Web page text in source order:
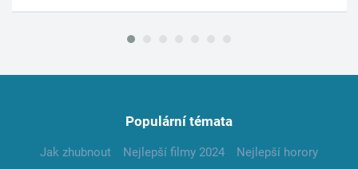
Populární témata
Jak zhubnout Nejlepší filmy 2024
Nejlepší horory